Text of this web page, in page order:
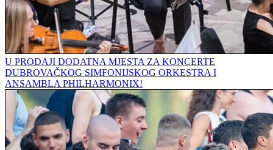
U PRODAJI DODATNA MJESTA ZA KONCERTE
DUBROVAČKOG SIMFONIJSKOG ORKESTRA I
ANSAMBLA PHILHARMONIX!